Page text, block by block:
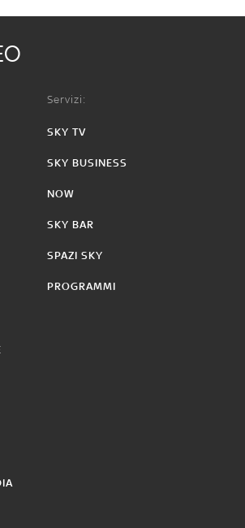
Servizi:
SKY TV
SKY BUSINESS
NOW
SKY BAR
SPAZI SKY
PROGRAMMI